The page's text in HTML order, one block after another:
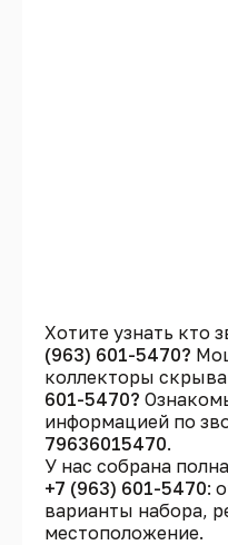
Хотите узнать кто
(963) 601-5470?
коллекторы
601-5470?
информацией по
79636015470.
У нас собрана
+7 (963) 601-5470:
варианты набора,
местоположение.